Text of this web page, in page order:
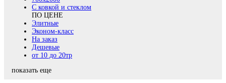
С ковкой и стеклом
ПО ЦЕНЕ
Элитные
Эконом-класс
На заказ
Дешевые
от 10 до 20тр
показать еще